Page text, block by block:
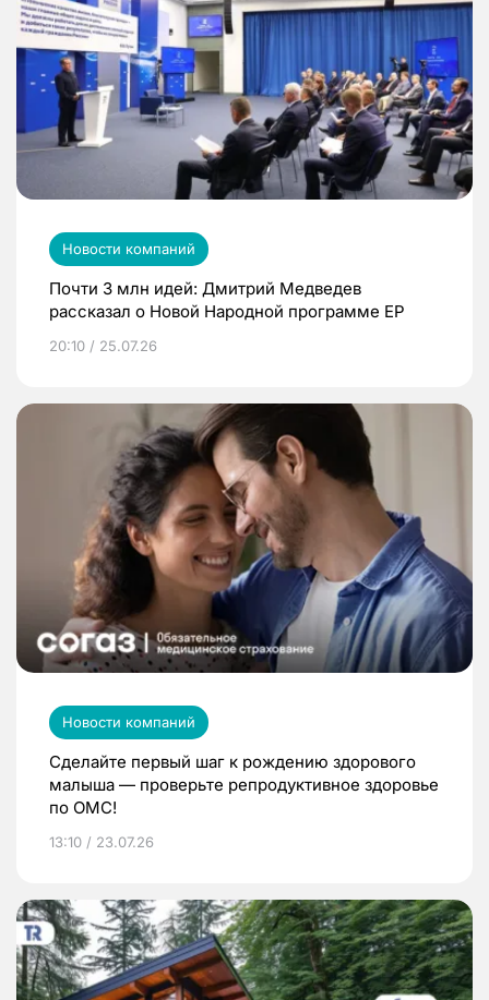
Новости компаний
Почти 3 млн идей: Дмитрий Медведев
рассказал о Новой Народной программе ЕР
20:10 / 25.07.26
Новости компаний
Сделайте первый шаг к рождению здорового
малыша — проверьте репродуктивное здоровье
по ОМС!
13:10 / 23.07.26